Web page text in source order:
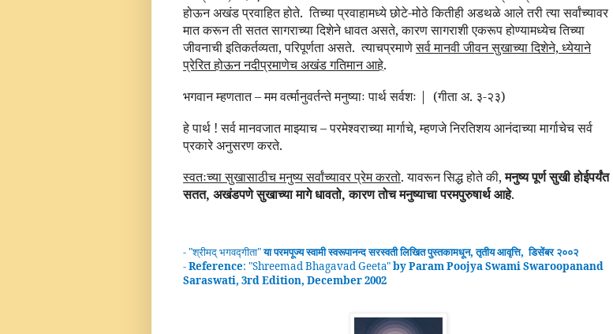
होऊन अखंड प्रवाहित होते. तिच्या प्रवाहामध्ये छोटे-मोठे कितीही अडथळे आले तरी त्या सर्वांच्यावर
मात करून ती सतत सागराच्या दिशेने धावत असते, कारण सागराशी एकरूप होण्यामध्येच तिच्या
जीवनाची इतिकर्तव्यता, परिपूर्णता असते. त्याचप्रमाणेसर्व मानवी जीवन सुखाच्या दिशेने, ध्येयाने
प्रेरित होऊन नदीप्रमाणेच अखंड गतिमान आहे.
भगवान म्हणतात –मम वर्त्मानुवर्तन्ते मनुष्याः पार्थ सर्वशः | (गीता अ. ३-२३)
हे पार्थ ! सर्व मानवजात माझ्याच – परमेश्वराच्या मार्गाचे, म्हणजे निरतिशय आनंदाच्या मार्गाचेच सर्व
प्रकारे अनुसरण करते.
स्वतःच्या सुखासाठीच मनुष्य सर्वांच्यावर प्रेम करतो. यावरून सिद्ध होते की,मनुष्य पूर्ण सुखी होईपर्यंत
सतत, अखंडपणे सुखाच्या मागे धावतो, कारण तोच मनुष्याचा परमपुरुषार्थ आहे.
- "श्रीमद्भगवद्गीता"या परमपूज्य स्वामीस्वरूपानन्दसरस्वती लिखित पुस्तकामधून,तृतीयआवृत्ति, डिसेंबर २००२
-Reference: "Shreemad Bhagavad Geeta"by Param Poojya Swami Swaroopanand
Saraswati, 3rd Edition, December 2002